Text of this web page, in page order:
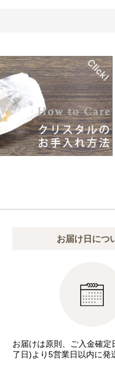
お届け日につ
お届けは原則、ご入金確定
了日)より5営業日以内に発